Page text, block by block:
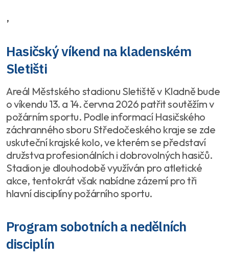
,
Hasičský víkend na kladenském
Sletišti
Areál Městského stadionu Sletiště v Kladně bude
o víkendu 13. a 14. června 2026 patřit soutěžím v
požárním sportu. Podle informací Hasičského
záchranného sboru Středočeského kraje se zde
uskuteční krajské kolo, ve kterém se představí
družstva profesionálních i dobrovolných hasičů.
Stadion je dlouhodobě využíván pro atletické
akce, tentokrát však nabídne zázemí pro tři
hlavní disciplíny požárního sportu.
Program sobotních a nedělních
disciplín